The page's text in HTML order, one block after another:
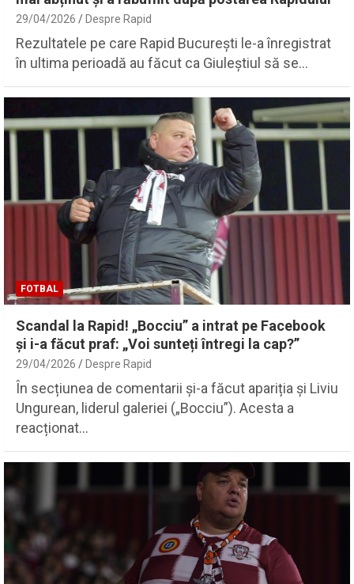
29/04/2026 Despre Rapid
Rezultatele pe care Rapid București le-a înregistrat
în ultima perioadă au făcut ca Giuleștiul să se…
FOTBAL
Scandal la Rapid! „Bocciu” a intrat pe Facebook
și i-a făcut praf: „Voi sunteți întregi la cap?”
29/04/2026 Despre Rapid
În secțiunea de comentarii și-a făcut apariția și Liviu
Ungurean, liderul galeriei („Bocciu”). Acesta a
reacționat…